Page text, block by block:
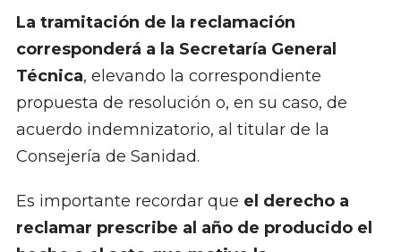
La tramitación de la reclamación
corresponderá a la Secretaría General
Técnica, elevando la correspondiente
propuesta de resolución o, en su caso, de
acuerdo indemnizatorio, al titular de la
Consejería de Sanidad.
Es importante recordar que el derecho a
reclamar prescribe al año de producido el